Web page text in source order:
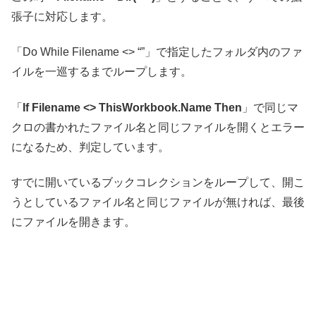
張子に対応します。
「Do While Filename <> “”」で指定したフォルダ内のファ
イルを一巡するまでループします。
「 If Filename <> ThisWorkbook.Name Then 」で同じマ
クロの書かれたファイル名と同じファイルを開くとエラー
になるため、判定しています。
すでに開いているブックコレクションをループして、開こ
うとしているファイル名と同じファイルが無ければ、最後
にファイルを開きます。